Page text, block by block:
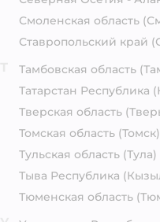
Смоленская область
Ставропольский край
Тамбовская область
Татарстан Республика
Тверская область
Томская область (Томск)
Тульская область (Тула)
Тыва Республика
Тюменская область